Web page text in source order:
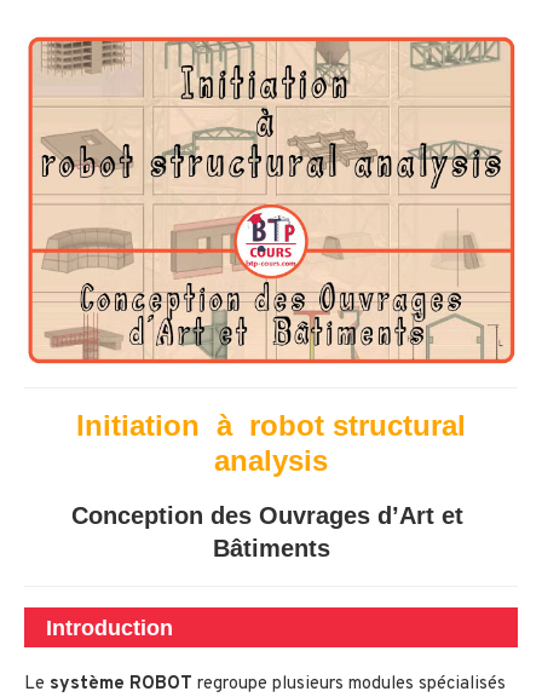
Initiation à robot structural
analysis
Conception des Ouvrages d’Art et
Bâtiments
Introduction
Le système ROBOT regroupe plusieurs modules spécialisés